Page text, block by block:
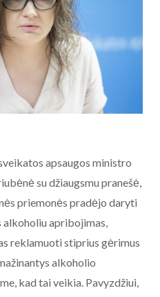
apsaugos ministro
su džiaugsmu pranešė,
priemonės pradėjo daryti
alkoholiu apribojimas,
reklamuoti stiprius gėrimus
alkoholio
kad tai veikia. Pavyzdžiui,